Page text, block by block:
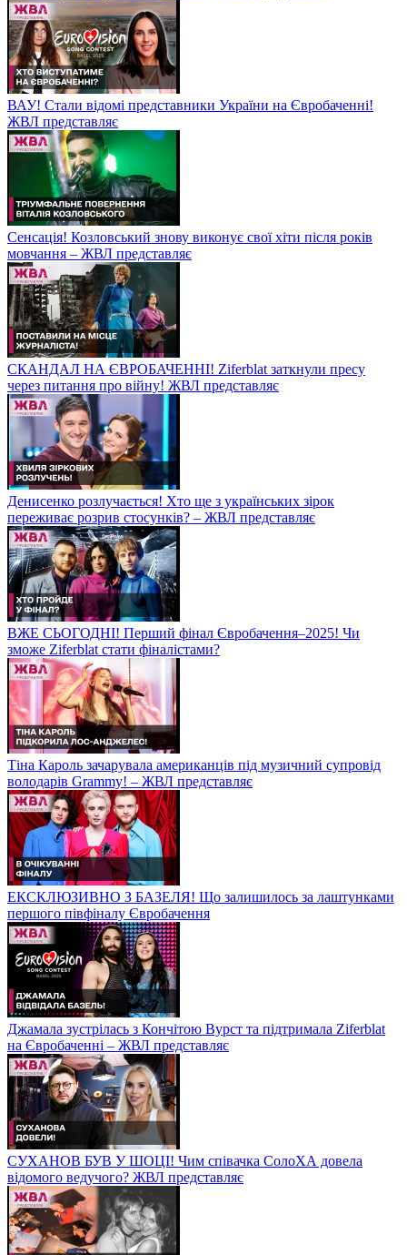
ВАУ! Стали відомі представники України на Євробаченні!
ЖВЛ представляє
Сенсація! Козловський знову виконує свої хіти після років
мовчання – ЖВЛ представляє
СКАНДАЛ НА ЄВРОБАЧЕННІ! Ziferblat заткнули пресу
через питання про війну! ЖВЛ представляє
Денисенко розлучається! Хто ще з українських зірок
переживає розрив стосунків? – ЖВЛ представляє
ВЖЕ СЬОГОДНІ! Перший фінал Євробачення–2025! Чи
зможе Ziferblat стати фіналістами?
Тіна Кароль зачарувала американців під музичний супровід
володарів Grammy! – ЖВЛ представляє
ЕКСКЛЮЗИВНО З БАЗЕЛЯ! Що залишилось за лаштунками
першого півфіналу Євробачення
Джамала зустрілась з Кончітою Вурст та підтримала Ziferblat
на Євробаченні – ЖВЛ представляє
СУХАНОВ БУВ У ШОЦІ! Чим співачка СолоХА довела
відомого ведучого? ЖВЛ представляє